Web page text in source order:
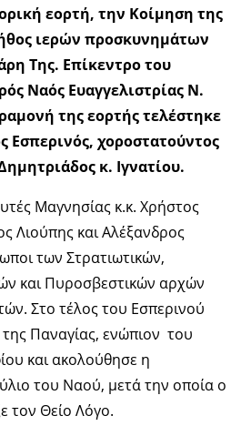
εορτή, την Κοίμηση της
ιερών προσκυνημάτων
Της. Επίκεντρο του
Ναός Ευαγγελιστρίας Ν.
της εορτής τελέστηκε
Εσπερινός, χοροστατούντος
κ. Ιγνατίου.
Μαγνησίας κ.κ. Χρήστος
Λιούπης και Αλέξανδρος
των Στρατιωτικών,
και Πυροσβεστικών αρχών
Στο τέλος του Εσπερινού
Παναγίας, ενώπιον του
και ακολούθησε η
του Ναού, μετά την οποία ο
τον Θείο Λόγο.